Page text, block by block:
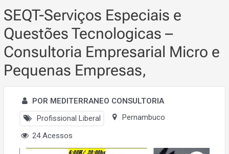
SEQT-Serviços Especiais e
Questões Tecnologicas –
Consultoria Empresarial Micro e
Pequenas Empresas,
POR MEDITERRANEO CONSULTORIA
Profissional Liberal
Pernambuco
24 Acessos